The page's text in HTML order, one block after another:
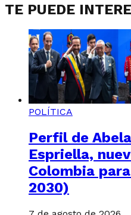
TE PUEDE
POLÍTICA
Perfil de
Espriella,
Colombia
2030)